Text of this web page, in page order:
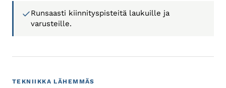
Runsaasti kiinnityspisteitä laukuille ja
varusteille.
TEKNIIKKA LÄHEMMÄS